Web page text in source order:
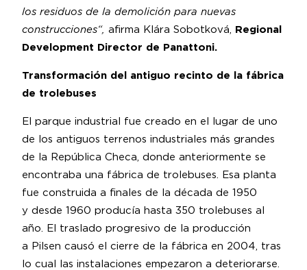
los residuos de la demolición para nuevas
construcciones“, afirma Klára Sobotková, Regional
Development Director de Panattoni.
Transformación del antiguo recinto de la fábrica
de trolebuses
El parque industrial fue creado en el lugar de uno
de los antiguos terrenos industriales más grandes
de la República Checa, donde anteriormente se
encontraba una fábrica de trolebuses. Esa planta
fue construida a finales de la década de 1950
y desde 1960 producía hasta 350 trolebuses al
año. El traslado progresivo de la producción
a Pilsen causó el cierre de la fábrica en 2004, tras
lo cual las instalaciones empezaron a deteriorarse.